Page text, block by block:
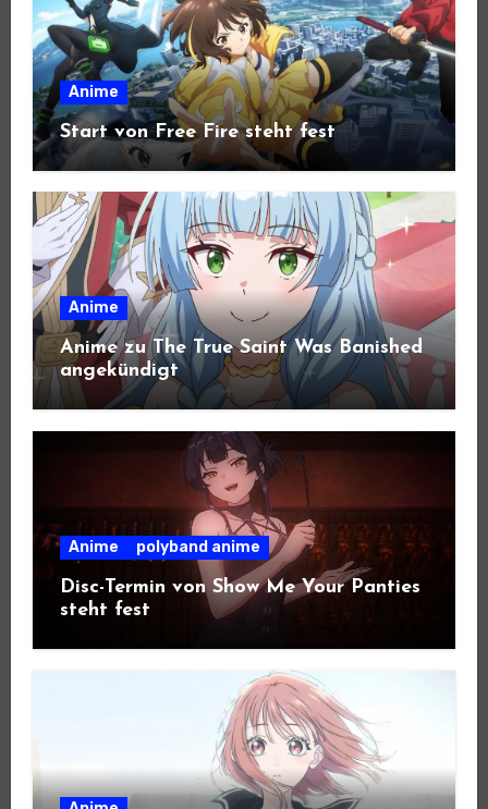
Anime
Start von Free Fire steht fest
Anime
Anime zu The True Saint Was Banished
angekündigt
Anime polyband anime
Disc-Termin von Show Me Your Panties
steht fest